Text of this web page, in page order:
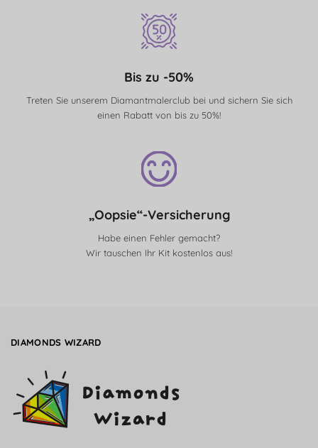
Bis zu -50%
Treten Sie unserem Diamantmalerclub bei und sichern Sie sich
einen Rabatt von bis zu 50%!
„Oopsie“-Versicherung
Habe einen Fehler gemacht?
Wir tauschen Ihr Kit kostenlos aus!
DIAMONDS WIZARD